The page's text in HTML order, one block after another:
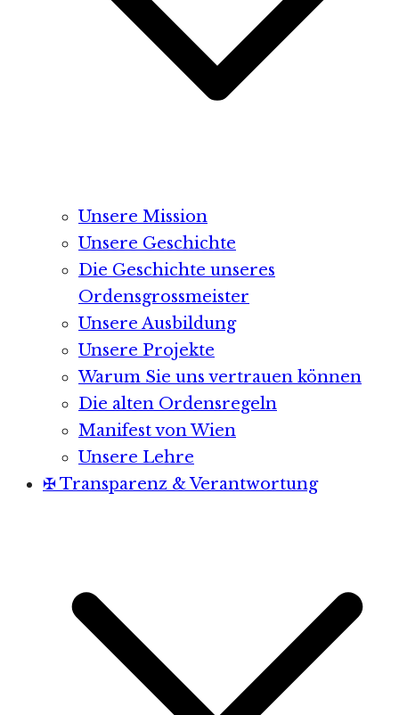
Unsere Mission
Unsere Geschichte
Die Geschichte unseres
Ordensgrossmeister
Unsere Ausbildung
Unsere Projekte
Warum Sie uns vertrauen können
Die alten Ordensregeln
Manifest von Wien
Unsere Lehre
✠ Transparenz & Verantwortung